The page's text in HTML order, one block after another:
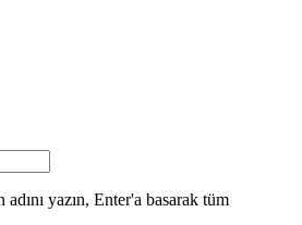
yazın, Enter'a basarak tüm